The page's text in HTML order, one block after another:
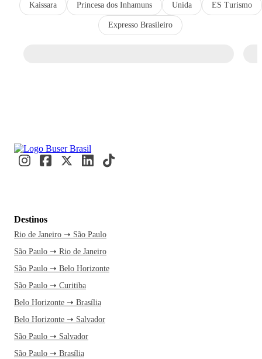
Kaissara Princesa dos Inhamuns Unida ES Turismo
Expresso Brasileiro
Destinos
Rio de Janeiro ➝ São Paulo
São Paulo ➝ Rio de Janeiro
São Paulo ➝ Belo Horizonte
São Paulo ➝ Curitiba
Belo Horizonte ➝ Brasília
Belo Horizonte ➝ Salvador
São Paulo ➝ Salvador
São Paulo ➝ Brasília